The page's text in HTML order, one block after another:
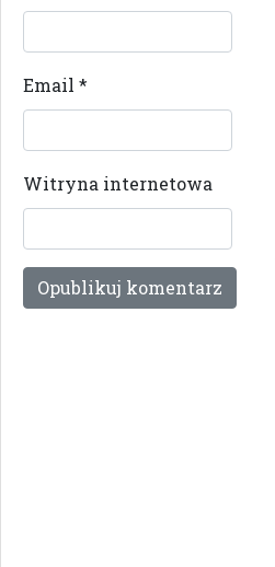
Email *
Witryna internetowa